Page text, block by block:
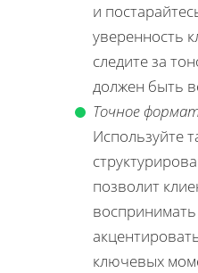
и
уверенность
следите за
должен быть
Точное
Используйте
позволит
ключевых